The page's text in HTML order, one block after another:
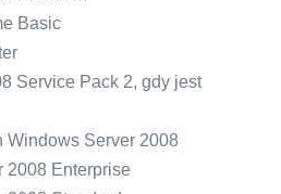
Basic
Service Pack 2, gdy jest
Windows Server 2008
2008 Enterprise